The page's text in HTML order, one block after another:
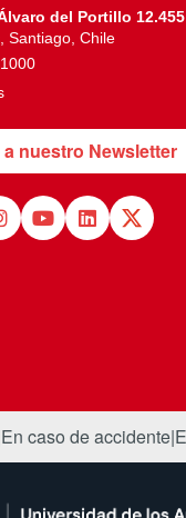
del Portillo 12.455
Santiago, Chile
nuestro Newsletter
En caso de accidente|